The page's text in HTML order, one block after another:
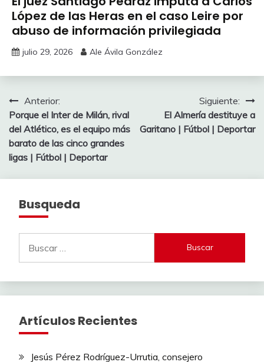
López de las Heras en el caso Leire por
abuso de información privilegiada
julio 29, 2026 Ale Ávila González
Navegación
de
entradas
Anterior:
Porque el Inter de Milán, rival
del Atlético, es el equipo más
barato de las cinco grandes
ligas | Fútbol | Deportar
Siguiente:
El Almería destituye a
Garitano | Fútbol | Deportar
Busqueda
Artículos Recientes
Jesús Pérez Rodríguez-Urrutia, consejero